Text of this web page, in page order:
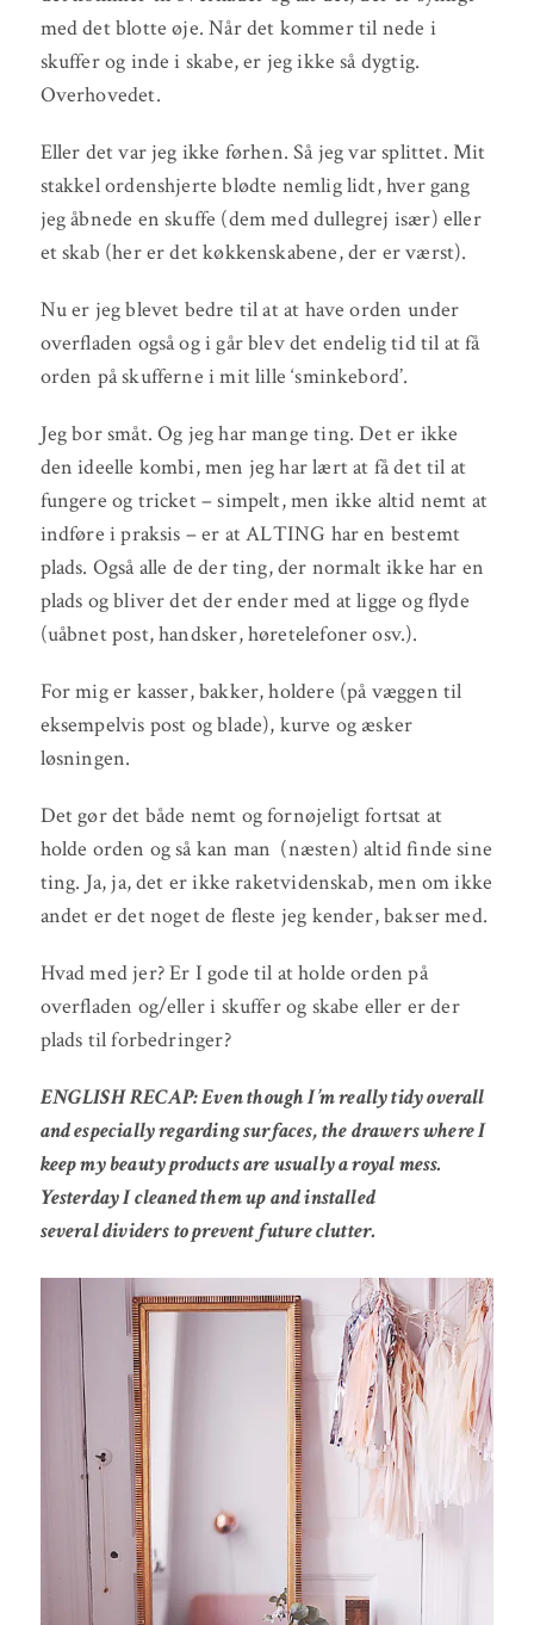
med det blotte øje. Når det kommer til nede i
skuffer og inde i skabe, er jeg ikke så dygtig.
Overhovedet.
Eller det var jeg ikke førhen. Så jeg var splittet. Mit
stakkel ordenshjerte blødte nemlig lidt, hver gang
jeg åbnede en skuffe (dem med dullegrej især) eller
et skab (her er det køkkenskabene, der er værst).
Nu er jeg blevet bedre til at at have orden under
overfladen også og i går blev det endelig tid til at få
orden på skufferne i mit lille ‘sminkebord’.
Jeg bor småt. Og jeg har mange ting. Det er ikke
den ideelle kombi, men jeg har lært at få det til at
fungere og tricket – simpelt, men ikke altid nemt at
indføre i praksis – er at ALTING har en bestemt
plads. Også alle de der ting, der normalt ikke har en
plads og bliver det der ender med at ligge og flyde
(uåbnet post, handsker, høretelefoner osv.).
For mig er kasser, bakker, holdere (på væggen til
eksempelvis post og blade), kurve og æsker
løsningen.
Det gør det både nemt og fornøjeligt fortsat at
holde orden og så kan man (næsten) altid finde sine
ting. Ja, ja, det er ikke raketvidenskab, men om ikke
andet er det noget de fleste jeg kender, bakser med.
Hvad med jer? Er I gode til at holde orden på
overfladen og/eller i skuffer og skabe eller er der
plads til forbedringer?
ENGLISH RECAP: Even though I’m really tidy overall
and especially regarding surfaces, the drawers where I
keep my beauty products are usually a royal mess.
Yesterday I cleaned them up and installed
several dividers to prevent future clutter.